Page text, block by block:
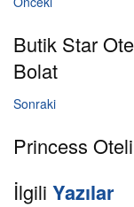
Butik Star
Bolat
Sonraki
Princess
İlgili Yazılar